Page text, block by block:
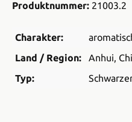
Produktnummer: 21003.2
Charakter:
Land / Region:
Anhui,
Typ: